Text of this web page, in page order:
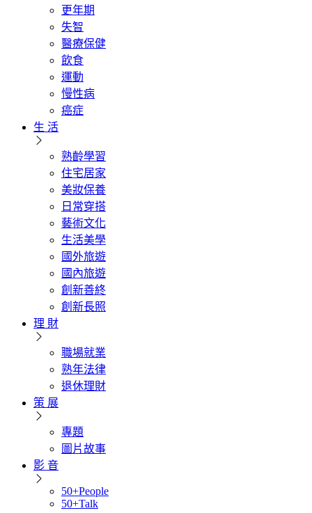
更年期
失智
醫療保健
飲食
運動
慢性病
癌症
生 活
熟齡學習
住宅居家
美妝保養
日常穿搭
藝術文化
生活美學
國外旅遊
國內旅遊
創新善終
創新長照
理 財
職場就業
熟年法律
退休理財
策 展
專題
圖片故事
影 音
50+People
50+Talk